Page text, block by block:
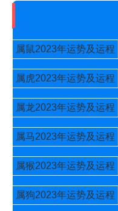
属鼠2023年运势及运程
属虎2023年运势及运程
属龙2023年运势及运程
属马2023年运势及运程
属猴2023年运势及运程
属狗2023年运势及运程